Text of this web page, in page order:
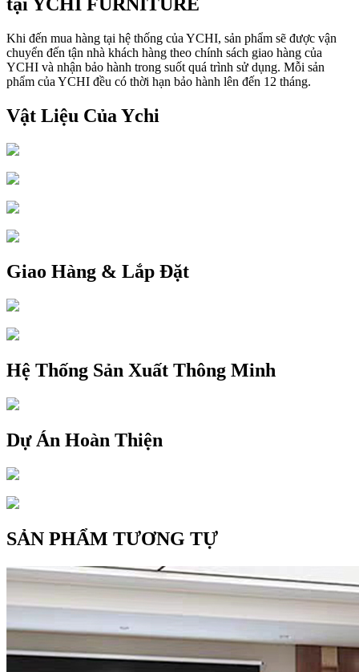
Khi đến mua hàng tại hệ thống của YCHI, sản phẩm sẽ được vận
chuyển đến tận nhà khách hàng theo chính sách giao hàng của
YCHI và nhận bảo hành trong suốt quá trình sử dụng. Mỗi sản
phẩm của YCHI đều có thời hạn bảo hành lên đến 12 tháng.
Vật Liệu Của Ychi
Giao Hàng & Lắp Đặt
Hệ Thống Sản Xuất Thông Minh
Dự Án Hoàn Thiện
SẢN PHẨM TƯƠNG TỰ